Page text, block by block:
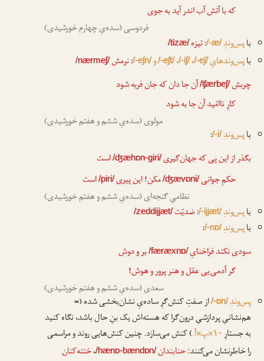
که با آتش آب اندر آید به جوی
فردوسی (سده‌یِ چهارم خورشیدی)
باپس‌وندِ/-æ/
:تیزه /tizæ/
باپس‌وندهایِ/-eʃ/،/-iʃ/،/-eʃt/و/-eʃn/
:نرمش/nærmeʃ/
چربش/ʧærbeʃ/آن جا دان که جان فربه شود
کارِ ناامّید آن جا به شود
مولوی (سده‌یِ ششم و هفتم خورشیدی)
باپس‌وندِ/-i/
:
بگذر از این پی کهجهان‌گیری/ʤæhɒn-giri/است
حکمِجوانی /ʤævɒni/مکن! اینپیری /piri/است
نظامیِ گنجه‌ای (سده‌یِ ششم و هفتم خورشیدی)
باپس‌وندِ/-ijjæt/
:ضدیّت /zeddijjæt/
باپس‌وندِ/-nɒ/
:
سودی نکندفراخنایِ/færæxnɒ/بر و دوش
گر آدمی‌یی عقل و هنر پرور و هوش!
سعدی (سده‌یِ ششم و هفتم خورشیدی)
پس‌وندِ/-ɒn/از صفتِ کنش‌گرِ ساده‌یِ نشان‌بخشی شده (=
هم‌نشانیِ پردازشیِ درون‌گرا که هسته‌اش یک بنِ حال باشد، نگاه کنید
به جستارِ۱۰×پ×آ.
) کنش می‌سازد. چنین کنش‌هایی روند و مراسمی
را خاطرنشان می‌کنند:حنابندان/hænɒ-bændɒn/،ختنه‌کنان